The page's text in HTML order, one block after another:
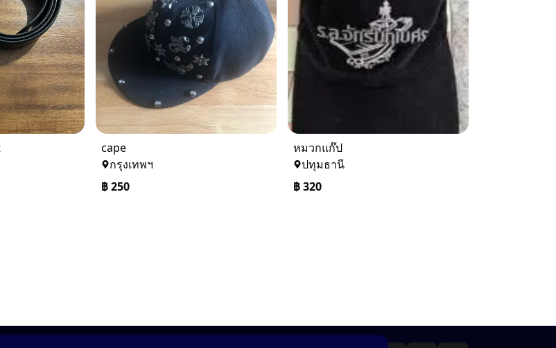
cape
กรุงเทพฯ
฿250
หมวกแก๊ป
ปทุมธานี
฿320